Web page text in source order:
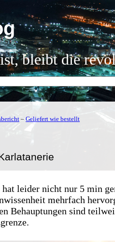
bleibt die
– Geliefert wie bestellt
leider nicht nur 5 min
mehrfach
Behauptungen sind